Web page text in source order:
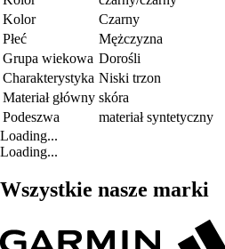
Kolor
Czarny
Płeć
Mężczyzna
Grupa wiekowa Dorośli
Charakterystyka Niski trzon
Materiał główny skóra
Podeszwa
materiał syntetyczny
Loading...
Loading...
Wszystkie nasze marki